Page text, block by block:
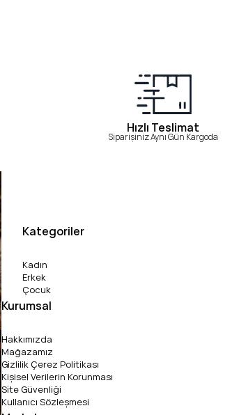
Hızlı Teslimat
Siparişiniz Aynı Gün Kargoda
Kategoriler
Kadın
Erkek
Çocuk
Kurumsal
Hakkımızda
Mağazamız
Gizlilik Çerez Politikası
Kişisel Verilerin Korunması
Site Güvenliği
Kullanıcı Sözleşmesi